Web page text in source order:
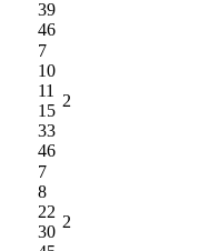
39
46
7
10
11
15
33
46
2
7
8
22
30
2